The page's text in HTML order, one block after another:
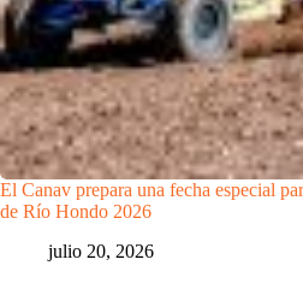
El Canav prepara una fecha especial
de Río Hondo 2026
julio 20, 2026